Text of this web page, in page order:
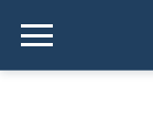
القائمة الرئيسية